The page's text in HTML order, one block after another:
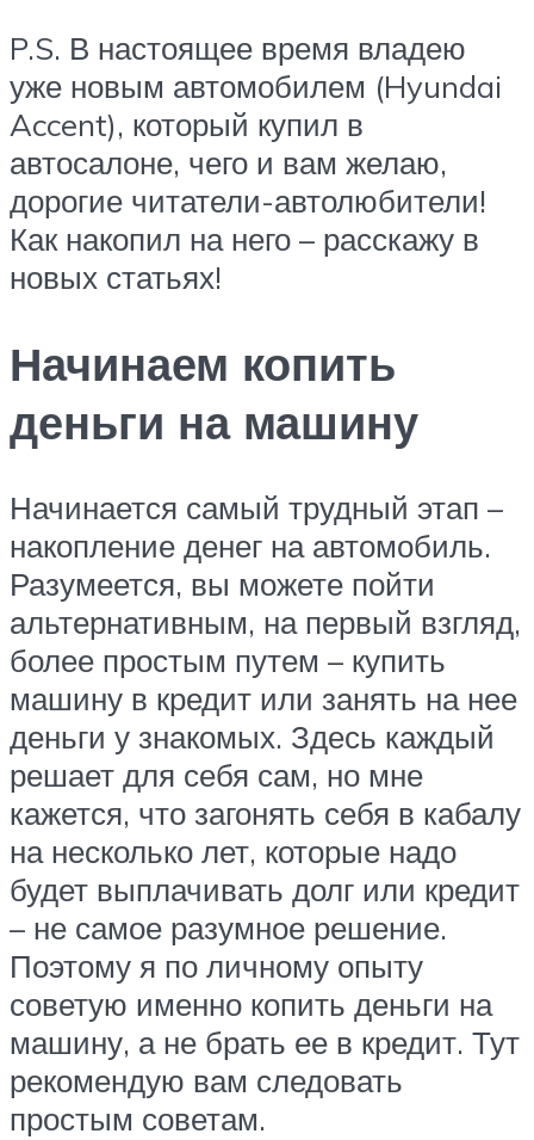
P.S. В настоящее время владею
уже новым автомобилем (Hyundai
Accent), который купил в
автосалоне, чего и вам желаю,
дорогие читатели-автолюбители!
Как накопил на него – расскажу в
новых статьях!
Начинаем копить
деньги на машину
Начинается самый трудный этап –
накопление денег на автомобиль.
Разумеется, вы можете пойти
альтернативным, на первый взгляд,
более простым путем – купить
машину в кредит или занять на нее
деньги у знакомых. Здесь каждый
решает для себя сам, но мне
кажется, что загонять себя в кабалу
на несколько лет, которые надо
будет выплачивать долг или кредит
– не самое разумное решение.
Поэтому я по личному опыту
советую именно копить деньги на
машину, а не брать ее в кредит. Тут
рекомендую вам следовать
простым советам.